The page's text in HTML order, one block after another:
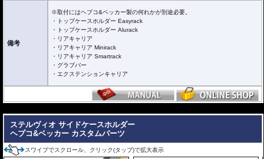
備考
※取付にはヘプコ&ベッカー製の何れかが別途必要。
・トップケースホルダー Easyrack
・トップケースホルダー Alurack
・リアキャリア
・リアキャリア Minirack
・リアキャリア Smartrack
・グラブバー
・エクステンションキャリア
ステルヴィオ サイドケースホルダー
ヘプコ&ベッカー カスタムパーツ
スワイプでスクロール、クリック(タップ)で拡大表示